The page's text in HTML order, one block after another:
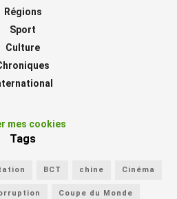
Régions
Sport
Culture
mes cookies
Tags
BCT chine Cinéma
Coupe du Monde